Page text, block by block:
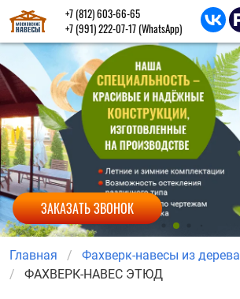
ЗАКАЗАТЬ ЗВОНОК
+7 (812) 603-66-65
+7 (991) 222-07-17 (WhatsApp)
Главная
Фахверк-навесы из дерева
ФАХВЕРК-НАВЕС ЭТЮД